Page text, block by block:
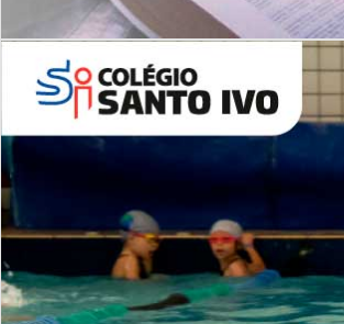
Leituras Literárias
ALUNOS NOVOS
Entre em Contato